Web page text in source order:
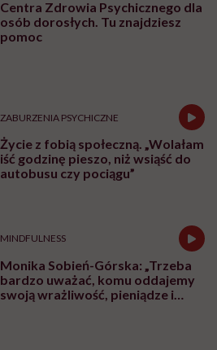
Centra Zdrowia Psychicznego dla
osób dorosłych. Tu znajdziesz
pomoc
ZABURZENIA PSYCHICZNE
Życie z fobią społeczną. „Wolałam
iść godzinę pieszo, niż wsiąść do
autobusu czy pociągu”
MINDFULNESS
Monika Sobień-Górska: „Trzeba
bardzo uważać, komu oddajemy
swoją wrażliwość, pieniądze i